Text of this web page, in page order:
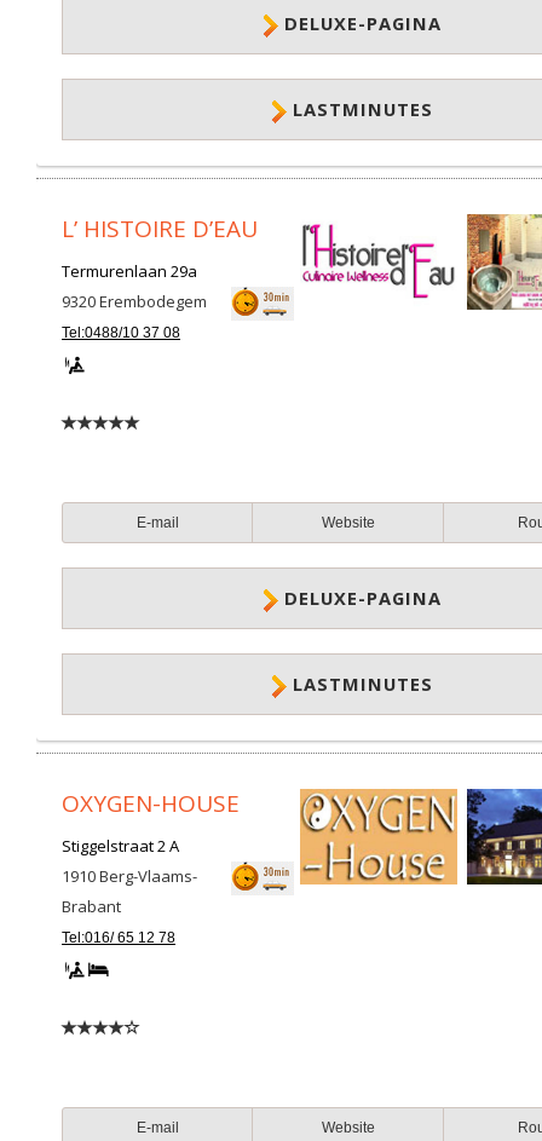
DELUXE-PAGINA
LASTMINUTES
L’ HISTOIRE D’EAU
Termurenlaan 29a
9320Erembodegem
Tel:0488/10 37 08
E-mail Website
DELUXE-PAGINA
LASTMINUTES
OXYGEN-HOUSE
Stiggelstraat 2 A
1910Berg-Vlaams-
Brabant
Tel:016/ 65 12 78
E-mail Website